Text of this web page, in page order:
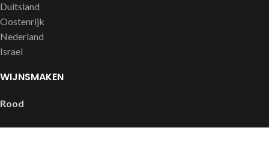
Duitsland
Oostenrijk
Nederland
Israel
WIJNSMAKEN
Rood
Complex, intens en rijk